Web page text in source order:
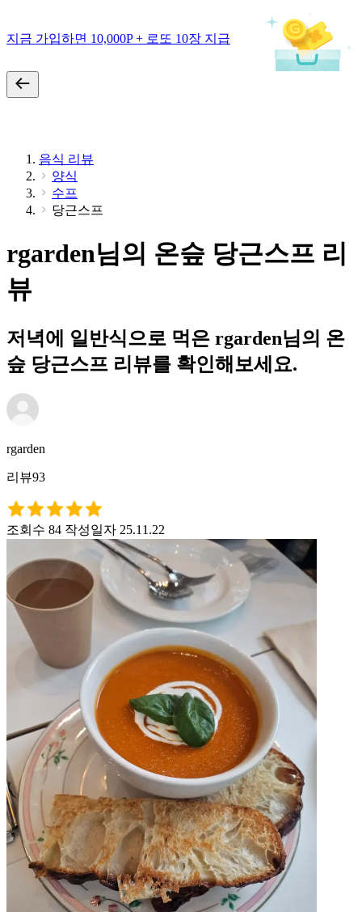
지금 가입하면 10,000P + 로또 10장 지급
음식 리뷰
양식
수프
당근스프
rgarden님의 온슾 당근스프 리
뷰
저녁에 일반식으로 먹은 rgarden님의 온
슾 당근스프 리뷰를 확인해보세요.
rgarden
리뷰93
조회수 84 작성일자 25.11.22